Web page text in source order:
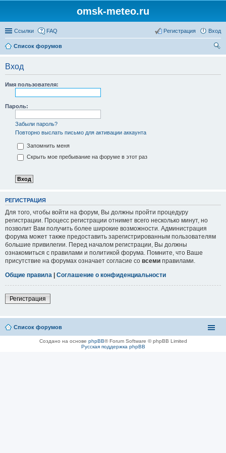
omsk-meteo.ru
Ссылки FAQ Вход
Регистрация
Список форумов
Вход
Имя пользователя:
Пароль:
Забыли пароль?
Повторно выслать письмо для активации аккаунта
Запомнить меня
Скрыть мое пребывание на форуме в этот раз
РЕГИСТРАЦИЯ
Для того, чтобы войти на форум, Вы должны пройти процедуру
регистрации. Процесс регистрации отнимет всего несколько минут, но
позволит Вам получить более широкие возможности. Администрация
форума может также предоставить зарегистрированным пользователям
большие привилегии. Перед началом регистрации, Вы должны
ознакомиться с правилами и политикой форума. Помните, что Ваше
присутствие на форумах означает согласие со всеми правилами.
Общие правила | Соглашение о конфиденциальности
Регистрация
Список форумов
Создано на основе phpBB® Forum Software © phpBB Limited
Русская поддержка phpBB